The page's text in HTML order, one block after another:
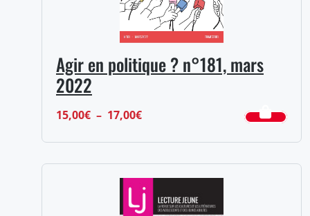
Agir en politique ? n°181, mars
2022
15,00€ – 17,00€Plage
15,00€